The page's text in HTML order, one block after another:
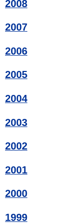
2008
2007
2006
2005
2004
2003
2002
2001
2000
1999